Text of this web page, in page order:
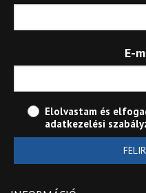
E-
Elolvastam és
adatkezelési